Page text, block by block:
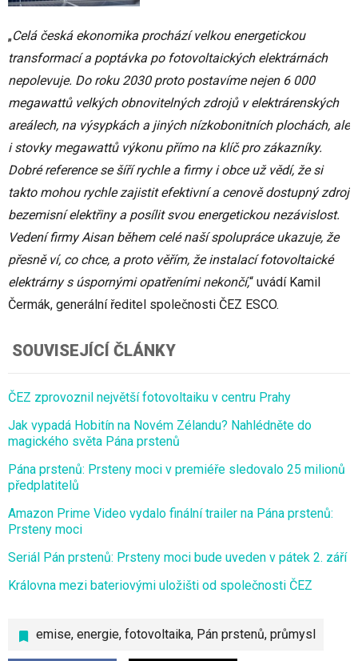
„Celá česká ekonomika prochází velkou energetickou
transformací a poptávka po fotovoltaických elektrárnách
nepolevuje. Do roku 2030 proto postavíme nejen 6 000
megawattů velkých obnovitelných zdrojů v elektrárenských
areálech, na výsypkách a jiných nízkobonitních plochách, ale
i stovky megawattů výkonu přímo na klíč pro zákazníky.
Dobré reference se šíří rychle a firmy i obce už vědí, že si
takto mohou rychle zajistit efektivní a cenově dostupný zdroj
bezemisní elektřiny a posílit svou energetickou nezávislost.
Vedení firmy Aisan během celé naší spolupráce ukazuje, že
přesně ví, co chce, a proto věřím, že instalací fotovoltaické
elektrárny s úspornými opatřeními nekončí,“ uvádí Kamil
Čermák, generální ředitel společnosti ČEZ ESCO.
emise, energie, fotovoltaika, Pán prstenů, průmysl
SOUVISEJÍCÍ ČLÁNKY
ČEZ zprovoznil největší fotovoltaiku v centru Prahy
Jak vypadá Hobitín na Novém Zélandu? Nahlédněte do
magického světa Pána prstenů
Pána prstenů: Prsteny moci v premiéře sledovalo 25 milionů
předplatitelů
Amazon Prime Video vydalo finální trailer na Pána prstenů:
Prsteny moci
Seriál Pán prstenů: Prsteny moci bude uveden v pátek 2. září
Královna mezi bateriovými uložišti od společnosti ČEZ